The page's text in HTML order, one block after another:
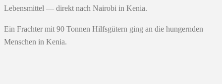
Lebensmittel — direkt nach Nairobi in Kenia.
Ein Frachter mit 90 Tonnen Hilfsgütern ging an die hungernden
Menschen in Kenia.